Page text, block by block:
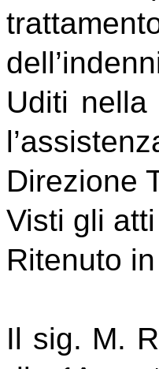
Uditi
Direzione
Visti gli
Ritenuto in
Il sig. M.